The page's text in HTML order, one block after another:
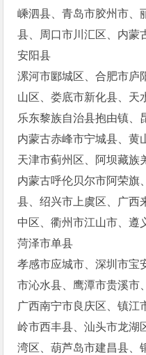
嵊泗县、青岛市胶州市、
县、周口市川汇区、内蒙
安阳县
漯河市郾城区、合肥市庐
山区、娄底市新化县、天
乐东黎族自治县抱由镇、
内蒙古赤峰市宁城县、黄
天津市蓟州区、阿坝藏族
内蒙古呼伦贝尔市阿荣旗
县、绍兴市上虞区、广西
中区、衢州市江山市、遵
菏泽市单县
孝感市应城市、深圳市宝
市沁水县、鹰潭市贵溪市
广西南宁市良庆区、镇江
岭市西丰县、汕头市龙湖
湾区、葫芦岛市建昌县、